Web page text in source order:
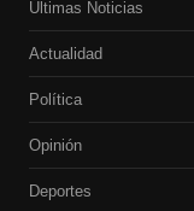
Últimas Noticias
Actualidad
Política
Opinión
Deportes